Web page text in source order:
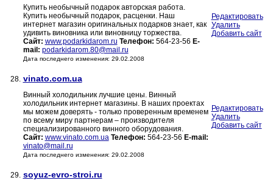
Купить необычный подарок авторская работа.
Купить необычный подарок, расценки. Наш
интернет магазин оригинальных подарков знает, как
удивить виновника или виновницу торжества.
Сайт: www.podarkidarom.ru Телефон: 564-23-56 E-
mail: podarkidarom.80@mail.ru
Дата последнего изменения: 29.02.2008
Редактировать
Удалить
Добавить сайт
28. vinato.com.ua
Винный холодильник лучшие цены. Винный
холодильник интернет магазины. В наших проектах
мы можем доверять - только проверенным временем
по всему миру партнерам – производителя
специализированного винного оборудования.
Сайт: www.vinato.com.ua Телефон: 564-23-56 E-mail:
vinato@mail.ru
Дата последнего изменения: 29.02.2008
Редактировать
Удалить
Добавить сайт
29. soyuz-evro-stroi.ru